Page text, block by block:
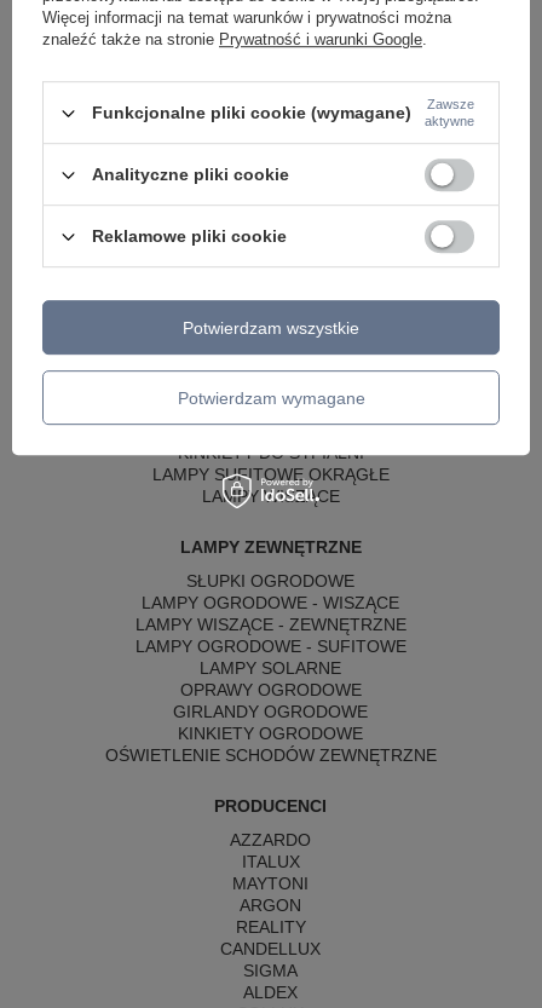
KINKIETY NAD LUSTRO
ŻYRANDOLE
LAMPY WISZĄCE CZARNE
LAMPY WISZĄCE - OKRĘGI
KINKIETY DO SYPIALNI
LAMPY SUFITOWE OKRĄGŁE
LAMPY WISZĄCE
LAMPY ZEWNĘTRZNE
SŁUPKI OGRODOWE
LAMPY OGRODOWE - WISZĄCE
LAMPY WISZĄCE - ZEWNĘTRZNE
LAMPY OGRODOWE - SUFITOWE
LAMPY SOLARNE
OPRAWY OGRODOWE
GIRLANDY OGRODOWE
KINKIETY OGRODOWE
OŚWIETLENIE SCHODÓW ZEWNĘTRZNE
PRODUCENCI
AZZARDO
ITALUX
MAYTONI
ARGON
REALITY
CANDELLUX
SIGMA
ALDEX
Więcej informacji na temat warunków i prywatności można
znaleźć także na stronie Prywatność i warunki Google.
Funkcjonalne pliki cookie (wymagane)
Zawsze
aktywne
Analityczne pliki cookie
Reklamowe pliki cookie
Potwierdzam wymagane
Potwierdzam wszystkie